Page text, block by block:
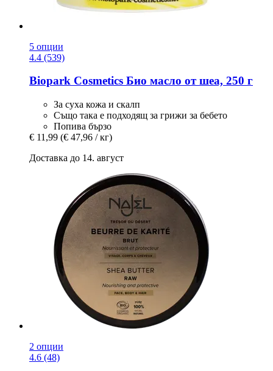
5 опции
4.4 (539)
Biopark Cosmetics Био масло от шеа, 250 г
За суха кожа и скалп
Също така е подходящ за грижи за бебето
Попива бързо
€ 11,99 (€ 47,96 / кг)
Доставка до 14. август
2 опции
4.6 (48)